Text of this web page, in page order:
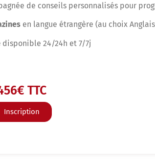
de conseils personnalisés pour
en langue étrangère (au choix
disponible 24/24h et 7/7j
TTC
Inscription